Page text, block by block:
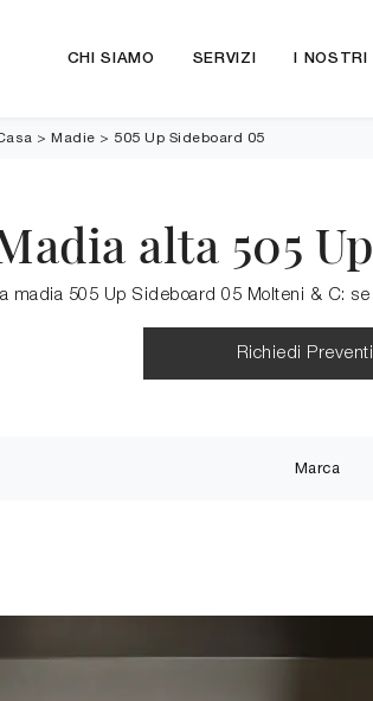
CHI SIAMO SERVIZI I NOSTRI
> Madie > 505 Up Sideboard 05
alta 505
madia 505 Up Sideboard 05 Molteni & C:
Richiedi
Marca